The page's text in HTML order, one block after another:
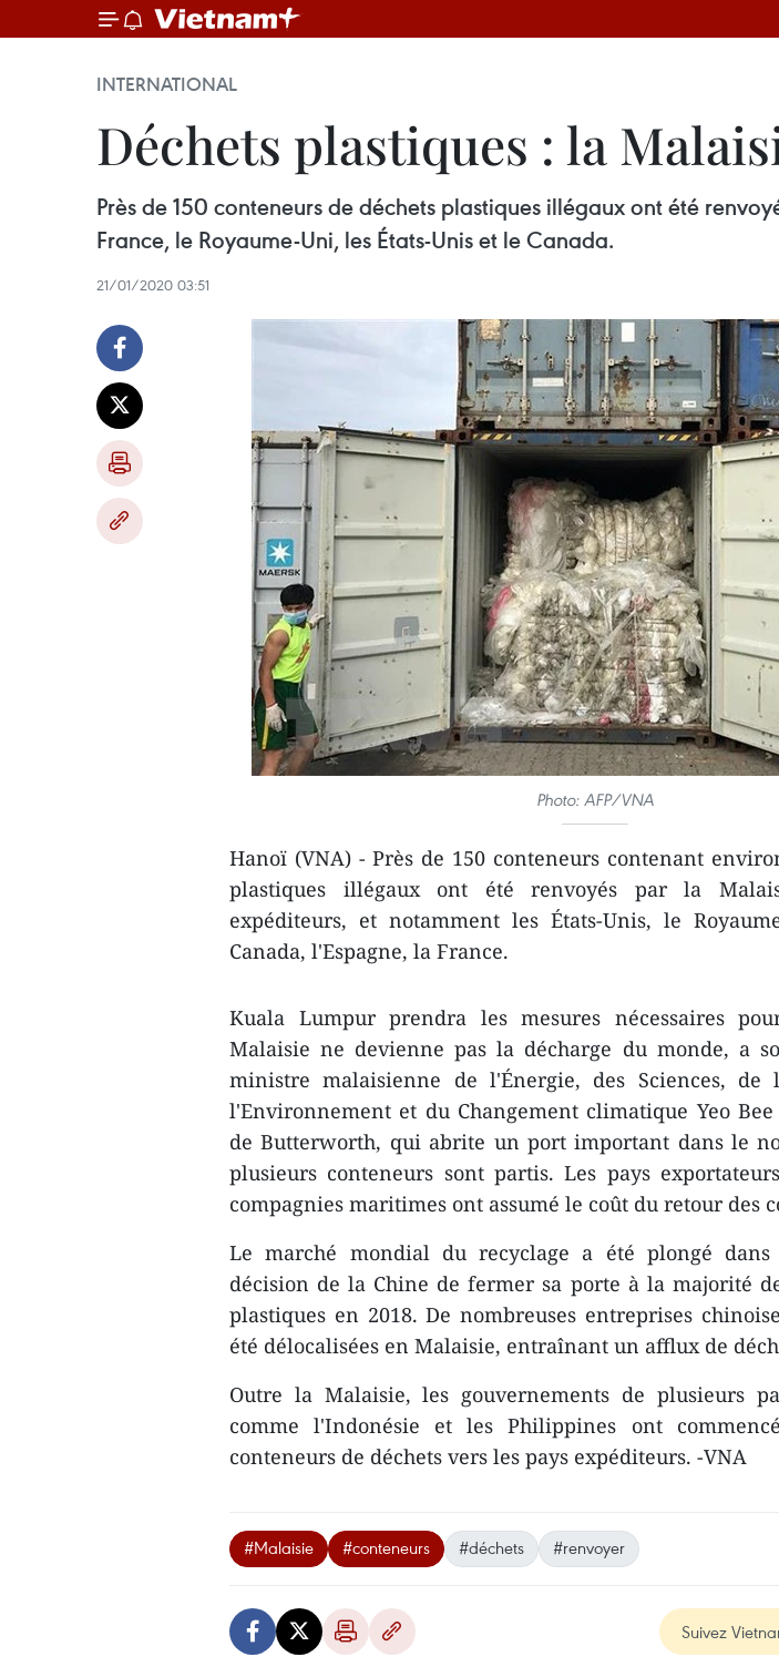
INTERNATIONAL
Déchets plastiques : la
Près de 150 conteneurs de déchets plastiques illégaux ont été
France, le Royaume-Uni, les États-Unis et le Canada.
21/01/2020 03:51
Photo: AFP/VNA
Hanoï (VNA) - Près de 150 conteneurs contenant
plastiques illégaux ont été renvoyés par la
expéditeurs, et notamment les États-Unis, le
Canada, l'Espagne, la France.
Kuala Lumpur prendra les mesures nécessaires
Malaisie ne devienne pas la décharge du monde, a
ministre malaisienne de l'Énergie, des Sciences, de
l'Environnement et du Changement climatique Yeo
de Butterworth, qui abrite un port important dans le
plusieurs conteneurs sont partis. Les pays
compagnies maritimes ont assumé le coût du retour des
Le marché mondial du recyclage a été plongé
décision de la Chine de fermer sa porte à la majorité
plastiques en 2018. De nombreuses entreprises
été délocalisées en Malaisie, entraînant un afflux de
Outre la Malaisie, les gouvernements de plusieurs
comme l'Indonésie et les Philippines ont
conteneurs de déchets vers les pays expéditeurs. -VNA
#Malaisie #conteneurs #déchets #renvoyer
Suivez